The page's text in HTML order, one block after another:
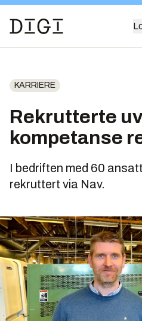
KARRIERE
Rekrutterte
kompetanse
I bedriften med 60
rekruttert via Nav.